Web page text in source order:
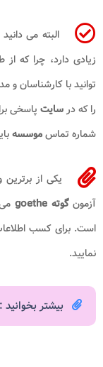
البته می
زیادی دارد‌، چرا که
توانید با کارشناسان و
را که درسایت پاسخی
شماره تماسموسسه
یکی از
آزمونگوته goethe
است. برای کسب
نمایید.
بیشتر بخوانید :